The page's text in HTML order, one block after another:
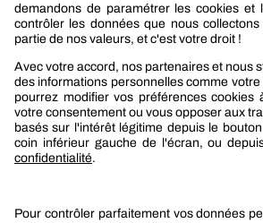
Berner
Boutique Berner
Boutique Berner Industry Services
Le groupe Berner